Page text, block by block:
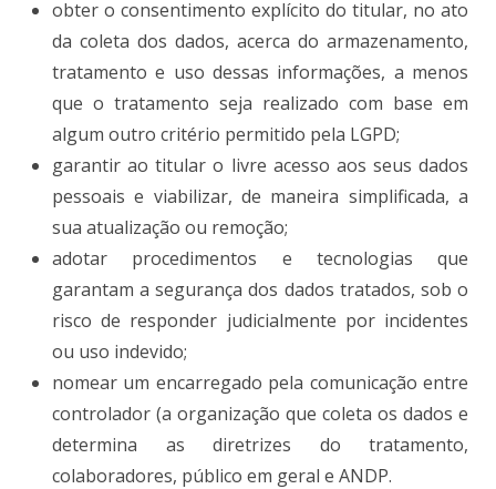
obter o consentimento explícito do titular, no ato
da coleta dos dados, acerca do armazenamento,
tratamento e uso dessas informações, a menos
que o tratamento seja realizado com base em
algum outro critério permitido pela LGPD;
garantir ao titular o livre acesso aos seus dados
pessoais e viabilizar, de maneira simplificada, a
sua atualização ou remoção;
adotar procedimentos e tecnologias que
garantam a segurança dos dados tratados, sob o
risco de responder judicialmente por incidentes
ou uso indevido;
nomear um encarregado pela comunicação entre
controlador (a organização que coleta os dados e
determina as diretrizes do tratamento,
colaboradores, público em geral e ANDP.